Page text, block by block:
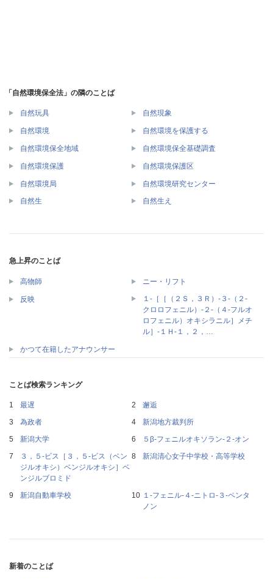
「自然環境保全法」の隣のことば
自然玩具 自然現象
自然環境 自然環境を保護する
自然環境保全地域 自然環境保全基礎調査
自然環境保護 自然環境保護区
自然環境局 自然環境研究センター
自然生 自然生え
急上昇のことば
高物師 ニー・リフト
反映
１‐［［（２Ｓ，３Ｒ）‐３‐（２‐
クロロフェニル）‐２‐（４‐フルオ
ロフェニル）オキシラニル］メチ
ル］‐１Ｈ‐１，２，…
かつて在籍したアナウンサー
ことば検索ランキング
最遅
邂逅
為政者
新潟地方裁判所
新潟大学
５β‐フェニルオキソラン‐２‐オン
３，５‐ビス［３，５‐ビス（ベン
ジルオキシ）ベンジルオキシ］ベ
ンジルブロミド
新潟清心女子中学校・高等学校
新潟自動車学校
１‐フェニル‐４‐ニトロ‐３‐ペンタ
ノン
新着のことば